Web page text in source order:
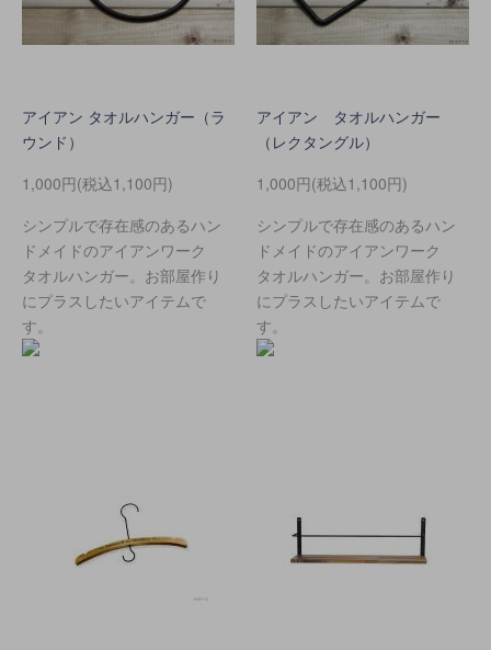
アイアン タオルハンガー（ラ
ウンド）
1,000円(税込1,100円)
シンプルで存在感のあるハン
ドメイドのアイアンワーク
タオルハンガー。お部屋作り
にプラスしたいアイテムで
す。
アイアン タオルハンガー
（レクタングル）
1,000円(税込1,100円)
シンプルで存在感のあるハン
ドメイドのアイアンワーク
タオルハンガー。お部屋作り
にプラスしたいアイテムで
す。